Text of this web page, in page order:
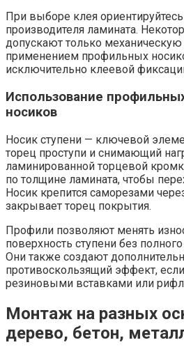
При выборе клея
производителя ламината.
допускают только
применением профильных
исключительно клеевой
Использование
носиков
Носик ступени — ключевой
торец проступи и снимающий
ламинированной торцевой
по толщине ламината, чтобы
Носик крепится саморезами
закрывает торец покрытия.
Профили позволяют менять
поверхность ступени без
Они также создают
противоскользящий эффект,
резиновыми вставками или
Монтаж на разных
дерево, бетон,